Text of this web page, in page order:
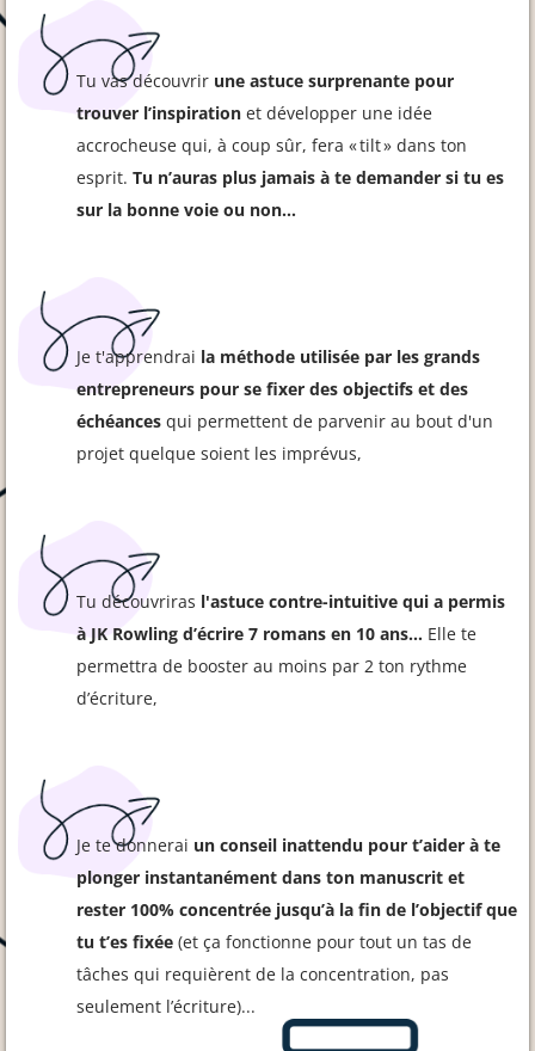
Tu vas découvrir une astuce surprenante pour
trouver l’inspiration et développer une idée
accrocheuse qui, à coup sûr, fera « tilt » dans ton
esprit. Tu n’auras plus jamais à te demander si tu es
sur la bonne voie ou non…
Je t'apprendrai la méthode utilisée par les grands
entrepreneurs pour se fixer des objectifs et des
échéances qui permettent de parvenir au bout d'un
projet quelque soient les imprévus,
Tu découvriras l'astuce contre-intuitive qui a permis
à JK Rowling d’écrire 7 romans en 10 ans… Elle te
permettra de booster au moins par 2 ton rythme
d’écriture,
Je te donnerai un conseil inattendu pour t’aider à te
plonger instantanément dans ton manuscrit et
rester 100% concentrée jusqu’à la fin de l’objectif que
tu t’es fixée (et ça fonctionne pour tout un tas de
tâches qui requièrent de la concentration, pas
seulement l’écriture)...